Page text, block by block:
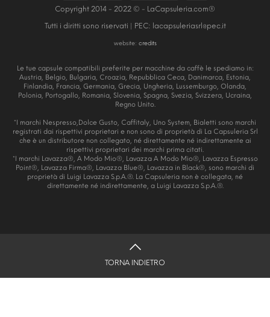
Copyright 2014 - 2022 © - LaCapsuleria.com®
Tutti i diritti sono riservati | PEC: lacapsuleriasrl@pec.it
website: credits
Le tue capsule compatibili preferite per macchine da caffè le spediamo in:
Austria, Belgio, Bulgaria, Croazia, Repubblica Ceca, Danimarca, Estonia,
Finlandia, Francia, Germania, Grecia, Ungheria, Lussemburgo, Olanda,
Polonia, Portogallo, Romania, Slovenia, Spagna, Svezia, Svizzera, Ucraina,
Regno Unito.
*I marchi Nespresso,Dolce Gusto, Caffitaly, Uno System, Bialetti sono marchi
registrati dai rispettivi proprietari e non sono di proprietà di La Capsuleria Srl
che è un distributore non collegato, né direttamente né indirettamente ai
rispettivi proprietari dei marchi prima citati.
*I marchi Lavazza®, A Modo Mio®, Lavazza A Modo Mio®, Lavazza Espresso
Point®, Lavazza Firma®, Lavazza Blue®, Lavazza in Black®, sono marchi di
proprietà di Luigi Lavazza S.p.A.®. La Capsuleria non è collegata, né
direttamente né indirettamente, a Luigi Lavazza S.p.A.®.
TORNA INDIETRO